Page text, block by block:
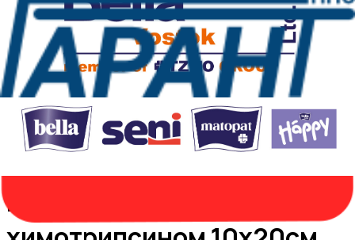
Парапран с